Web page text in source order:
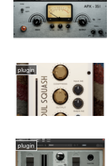
plugin
plugin